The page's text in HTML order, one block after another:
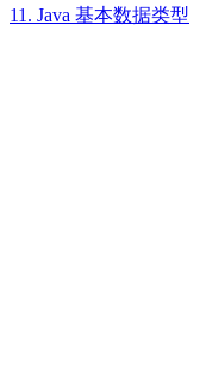
11. Java 基本数据类型